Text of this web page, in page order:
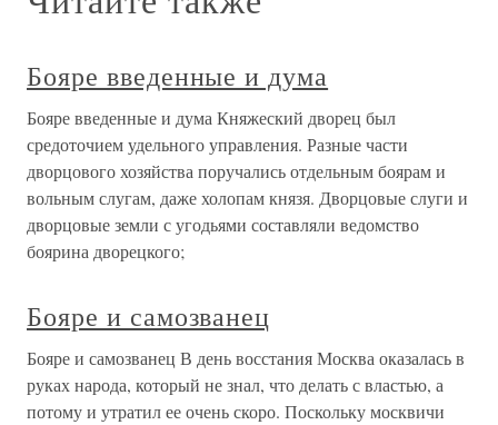
Бояре введенные и дума
Бояре введенные и дума Княжеский дворец был
средоточием удельного управления. Разные части
дворцового хозяйства поручались отдельным боярам и
вольным слугам, даже холопам князя. Дворцовые слуги и
дворцовые земли с угодьями составляли ведомство
боярина дворецкого;
Бояре и самозванец
Бояре и самозванец В день восстания Москва оказалась в
руках народа, который не знал, что делать с властью, а
потому и утратил ее очень скоро. Поскольку москвичи